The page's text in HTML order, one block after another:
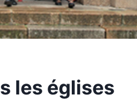
les églises